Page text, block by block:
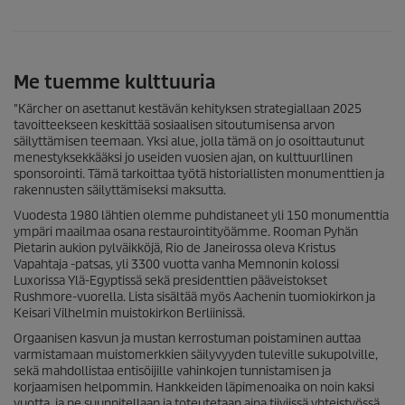
Me tuemme kulttuuria
"Kärcher on asettanut kestävän kehityksen strategiallaan 2025
tavoitteekseen keskittää sosiaalisen sitoutumisensa arvon
säilyttämisen teemaan. Yksi alue, jolla tämä on jo osoittautunut
menestyksekkääksi jo useiden vuosien ajan, on kulttuurllinen
sponsorointi. Tämä tarkoittaa työtä historiallisten monumenttien ja
rakennusten säilyttämiseksi maksutta.
Vuodesta 1980 lähtien olemme puhdistaneet yli 150 monumenttia
ympäri maailmaa osana restaurointityöämme. Rooman Pyhän
Pietarin aukion pylväikköjä, Rio de Janeirossa oleva Kristus
Vapahtaja -patsas, yli 3300 vuotta vanha Memnonin kolossi
Luxorissa Ylä-Egyptissä sekä presidenttien pääveistokset
Rushmore-vuorella. Lista sisältää myös Aachenin tuomiokirkon ja
Keisari Vilhelmin muistokirkon Berliinissä.
Orgaanisen kasvun ja mustan kerrostuman poistaminen auttaa
varmistamaan muistomerkkien säilyvyyden tuleville sukupolville,
sekä mahdollistaa entisöijille vahinkojen tunnistamisen ja
korjaamisen helpommin. Hankkeiden läpimenoaika on noin kaksi